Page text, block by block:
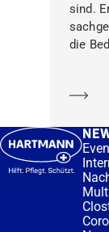
sind.
die